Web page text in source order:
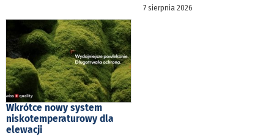
7 sierpnia 2026
Wkrótce nowy system
niskotemperaturowy dla
elewacji